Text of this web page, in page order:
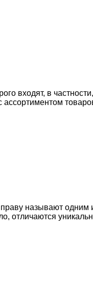
входят, в
называют
отличаются